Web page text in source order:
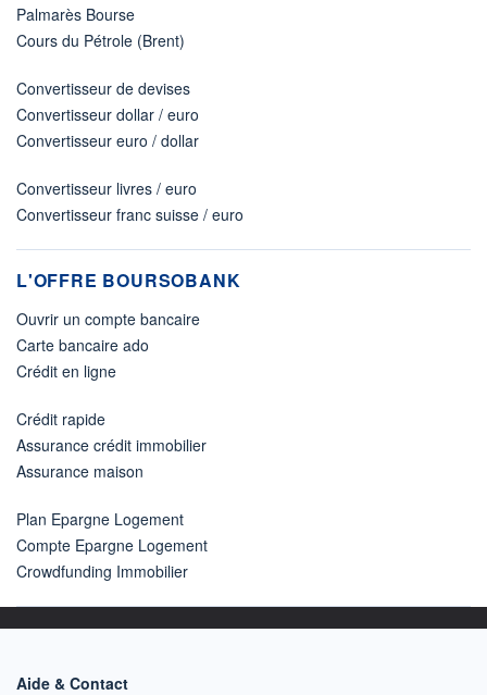
Palmarès Bourse
Cours du Pétrole (Brent)
Convertisseur de devises
Convertisseur dollar / euro
Convertisseur euro / dollar
Convertisseur livres / euro
Convertisseur franc suisse / euro
L'OFFRE BOURSOBANK
Ouvrir un compte bancaire
Carte bancaire ado
Crédit en ligne
Crédit rapide
Assurance crédit immobilier
Assurance maison
Plan Epargne Logement
Compte Epargne Logement
Crowdfunding Immobilier
Aide & Contact